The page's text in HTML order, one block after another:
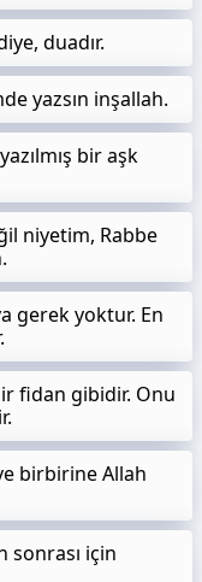
duadır.
yazsın inşallah.
bir aşk
niyetim, Rabbe
gerek yoktur. En
fidan gibidir. Onu
birbirine Allah
sonrası için